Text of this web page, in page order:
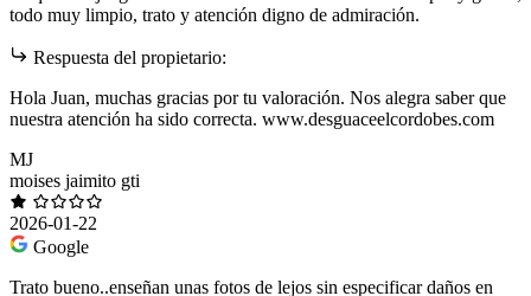
todo muy limpio, trato y atención digno de admiración.
Respuesta del propietario:
Hola Juan, muchas gracias por tu valoración. Nos alegra saber que
nuestra atención ha sido correcta. www.desguaceelcordobes.com
MJ
moises jaimito gti
2026-01-22
Google
Trato bueno..enseñan unas fotos de lejos sin especificar daños en